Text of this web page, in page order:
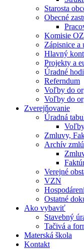
Starosta
Obecné
Komisie OZ
Zápisnice a
Hlavný
Projekty a
Úradné
Referndum
Voľby do
Voľby do
Zverejňovanie
Úradná
Zmluvy,
Archív
Verejné
VZN
Ostatné
Ako vybaviť
Stavebný
Tačivá a
Materská škola
Kontakt